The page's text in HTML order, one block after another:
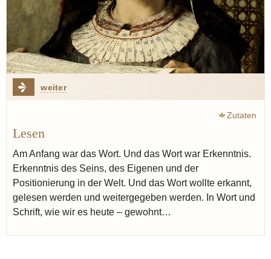
weiter
Zutaten
Lesen
Am Anfang war das Wort. Und das Wort war Erkenntnis.
Erkenntnis des Seins, des Eigenen und der
Positionierung in der Welt. Und das Wort wollte erkannt,
gelesen werden und weitergegeben werden. In Wort und
Schrift, wie wir es heute – gewohnt…